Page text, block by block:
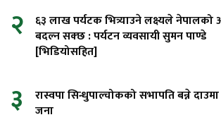
२
६३ लाख पर्यटक भित्र्याउने लक्ष्यले नेपालको
बदल्न सक्छ : पर्यटन व्यवसायी सुमन पाण्डे
[भिडियोसहित]
३
रास्वपा सिन्धुपाल्चोकको सभापति बन्ने
जना